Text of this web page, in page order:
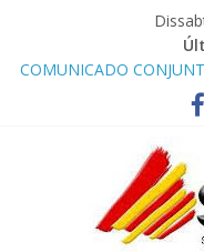
COMUNICADO
Comunicado STAC/
‘Esquadra del
Programa de Radio TAXI
STAC/ATC SOLICITAN
OPERATIVA DE
Programa de Radio TAXI